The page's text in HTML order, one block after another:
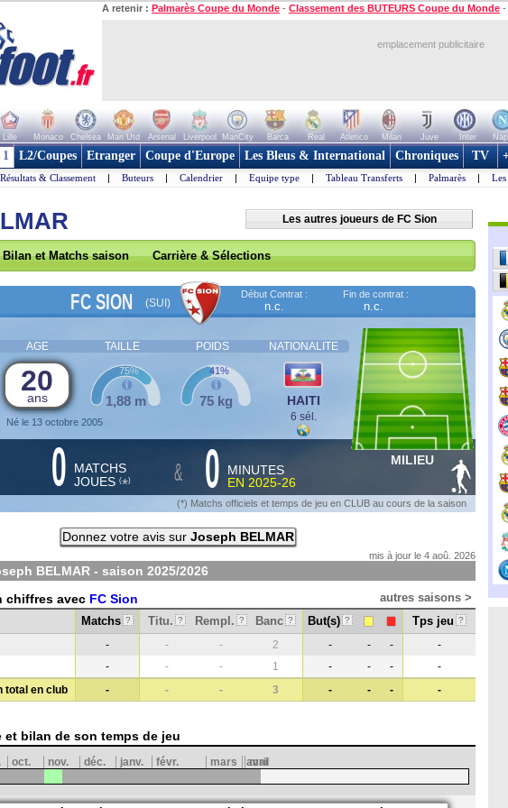
A retenir : Palmarès Coupe du Monde - Classement des BUTEURS Coupe du Monde -
emplacement publicitaire
Lille Monaco Chelsea Man Utd Arsenal Liverpool ManCity Barca Real Atletico Milan Juve Inter
1 L2/Coupes Etranger Coupe d'Europe Les Bleus & International Chroniques TV
Résultats & Classement | Buteurs | Calendrier | Equipe type | Tableau Transferts | Palmarès |
Les autres joueurs de FC Sion
Bilan et Matchs saison Carrière & Sélections
FC SION (SUI)
Début Contrat :
n.c.
Fin de contrat :
n.c.
AGE TAILLE POIDS NATIONALITE
20
ans
Né le 13 octobre 2005
1,88 m
75%
75 kg
41%
HAITI
6 sél.
0 MATCHS
JOUES (*) & 0
MINUTES
EN 2025-26
MILIEU
(*) Matchs officiels et temps de jeu en CLUB au cours de la saison
Donnez votre avis sur Joseph BELMAR
mis à jour le 4 aoû. 2026
BELMAR - saison 2025/2026
chiffres avec FC Sion
autres saisons >
Matchs ? Titu. ? Rempl. ? Banc ? But(s) ? Tps jeu ?
- - - 2 - - -
-
- - - 1 - - -
-
total en club
- - - 3 - - - -
et bilan de son temps de jeu
oct. nov. déc. janv. févr. mars avril
mai